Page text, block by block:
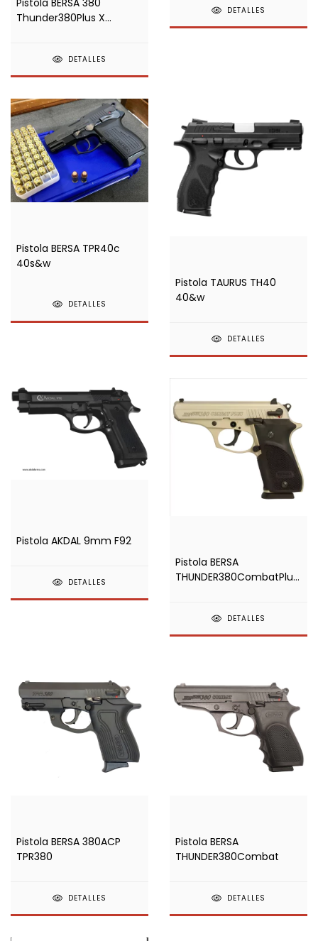
Pistola BERSA 380
Thunder380Plus X
DETALLES
DETALLES
Pistola BERSA TPR40c
40s&w
DETALLES
Pistola TAURUS TH40
40&w
DETALLES
Pistola AKDAL 9mm F92
DETALLES
Pistola BERSA
THUNDER380CombatPlus
DETALLES
Pistola BERSA 380ACP
TPR380
DETALLES
Pistola BERSA
THUNDER380Combat
DETALLES